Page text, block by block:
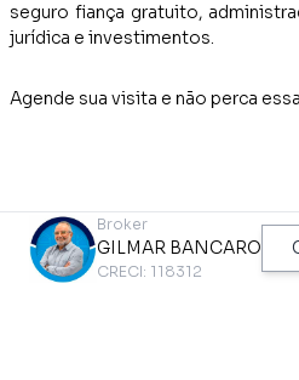
seguro fiança gratuito,
jurídica e investimentos.
Agende sua visita e não perca
TEM NO
Broker
GILMAR BANCARO
CRECI: 118312